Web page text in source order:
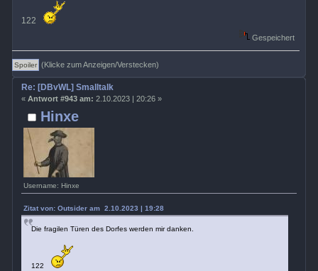
122
Gespeichert
(Klicke zum Anzeigen/Verstecken)
Hinxe
Username: Hinxe
Re: [DBvWL] Smalltalk
« Antwort #943 am: 2.10.2023 | 20:26 »
Zitat von: Outsider am 2.10.2023 | 19:28
Die fragilen Türen des Dorfes werden mir danken.
122